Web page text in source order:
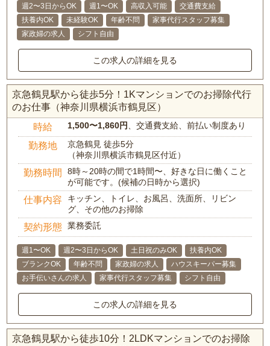
週2〜3日からOK 週1〜OK 高収入可能
交通費支給
扶養内OK
未経験OK 年齢不問
家事代行スタッフ募集
家政婦の求人
シフト自由
この求人の詳細を見る
京急鶴見駅から徒歩5分！1Kマンションでのお掃除代行
のお仕事（神奈川県横浜市鶴見区）
時給 1,500〜1,860円 、交通費支給、前払い制度あり
勤務地
京急鶴見 徒歩5分
（神奈川県横浜市鶴見区付近）
勤務時間
8時～20時の間で1時間〜、好きな日に働くこと
が可能です。(候補の日時から選択)
仕事内容
キッチン、トイレ、お風呂、洗面所、リビン
グ、その他のお掃除
契約形態 業務委託
週1〜OK 週2〜3日からOK 土日祝のみOK
扶養内OK
ブランクOK
年齢不問 家政婦の求人
ハウスキーパー募集
お手伝いさんの求人
家事代行スタッフ募集 シフト自由
この求人の詳細を見る
京急鶴見駅から徒歩10分！2LDKマンションでのお掃除